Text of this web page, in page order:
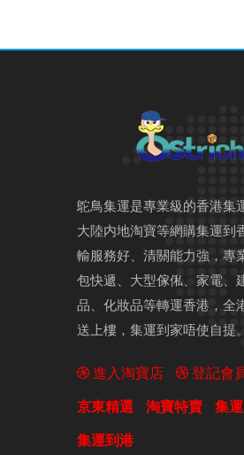
鴕鳥集運是專業級的香港集
大陸内地淘寶等網購集運到
輸服務好、清關能力強，專
包快遞、大型傢俬、家電、
品、化妝品等轉運香港，全
送上樓，集運到家唔使自提。
進入淘寶店
登記會
京東精選
淘寶特賣
集
集運到港